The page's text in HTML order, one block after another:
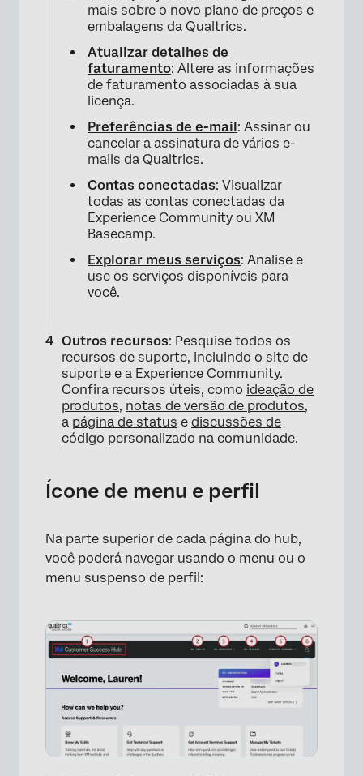
×
mais sobre o novo plano de preços e
embalagens da Qualtrics.
Atualizar detalhes de
faturamento: Altere as informações
de faturamento associadas à sua
licença.
Preferências de e-mail : Assinar ou
cancelar a assinatura de vários e-
mails da Qualtrics.
Contas conectadas: Visualizar
todas as contas conectadas da
Experience Community ou XM
Basecamp.
Explorar meus serviços: Analise e
use os serviços disponíveis para
você.
Outros recursos: Pesquise todos os
recursos de suporte, incluindo o site de
suporte e a Experience Community.
Confira recursos úteis, como ideação de
produtos, notas de versão de produtos,
a página de status e discussões de
código personalizado na comunidade.
Ícone de menu e perfil
Na parte superior de cada página do hub,
você poderá navegar usando o menu ou o
menu suspenso de perfil: